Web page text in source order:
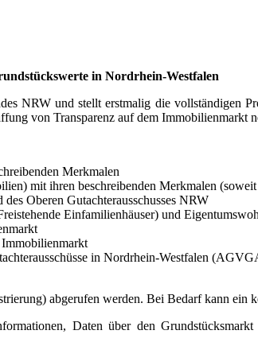
in Nordrhein-Westfalen
NRW und stellt erstmalig die vollständigen
von Transparenz auf dem Immobilienmarkt
Merkmalen
mit ihren beschreibenden Merkmalen (soweit
Oberen Gutachterausschusses NRW
Einfamilienhäuser) und
in Nordrhein-Westfalen
abgerufen werden. Bei Bedarf kann ein
Daten über den